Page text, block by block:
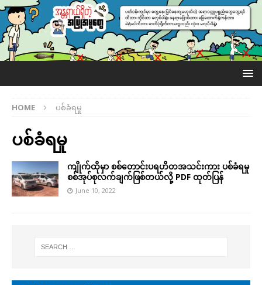
HOME ပစ်ခံရမှု
ပစ်ခံရမှု
ကျိုက်ထိုမှာ စစ်တောင်းပရဟိတအသင်းကား ပစ်ခံရမှု
စစ်အုပ်စုလက်ချက်ဖြစ်တယ်လို့ PDF ထုတ်ပြန်
June 10, 2022